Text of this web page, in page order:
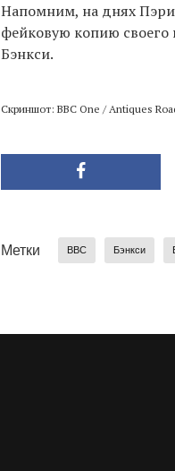
Напомним, на днях
фейковую копию своего
Бэнкси.
Скриншот: BBC One / Antiques
Метки BBC Бэнкси